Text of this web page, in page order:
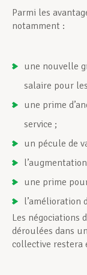
Parmi les
notamment :
une nouvelle
salaire pour
une prime
service ;
un pécule de
une prime
l’amélioration
Les négociations
déroulées dans
collective restera